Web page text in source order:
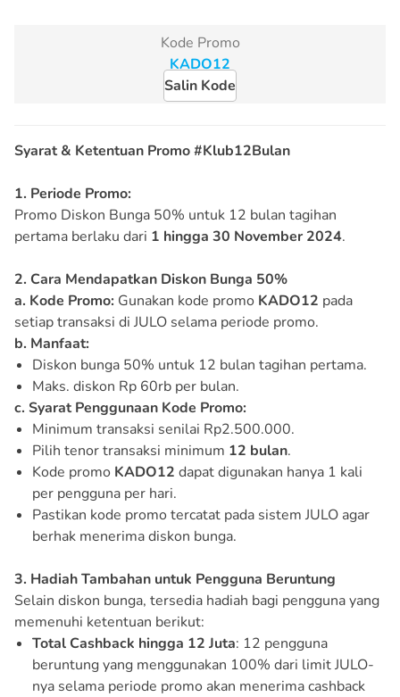
Kode Promo
Salin Kode
Syarat & Ketentuan Promo #Klub12Bulan
1. Periode Promo:
Promo Diskon Bunga 50% untuk 12 bulan tagihan
pertama berlaku dari 1 hingga 30 November 2024.
2. Cara Mendapatkan Diskon Bunga 50%
a. Kode Promo: Gunakan kode promo KADO12 pada
setiap transaksi di JULO selama periode promo.
b. Manfaat:
Diskon bunga 50% untuk 12 bulan tagihan pertama.
Maks. diskon Rp 60rb per bulan.
c. Syarat Penggunaan Kode Promo:
Minimum transaksi senilai Rp2.500.000.
Pilih tenor transaksi minimum 12 bulan.
Kode promo KADO12 dapat digunakan hanya 1 kali
per pengguna per hari.
Pastikan kode promo tercatat pada sistem JULO agar
berhak menerima diskon bunga.
3. Hadiah Tambahan untuk Pengguna Beruntung
Selain diskon bunga, tersedia hadiah bagi pengguna yang
memenuhi ketentuan berikut:
Total Cashback hingga 12 Juta: 12 pengguna
beruntung yang menggunakan 100% dari limit JULO-
nya selama periode promo akan menerima cashback